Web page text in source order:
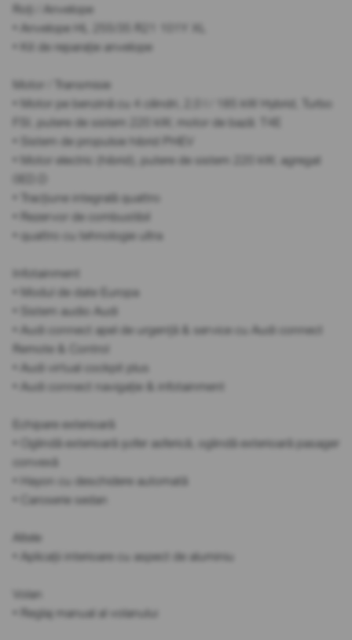
Roți / Anvelope
• Anvelope HL 255/35 R21 101Y XL
• Kit de reparație anvelope
Motor / Transmisie
• Motor pe benzină cu 4 cilindri, 2,0 l / 185 kW Hybrid, Turbo
FSI, putere de sistem 220 kW, motor de bază: T4E
• Sistem de propulsie hibrid PHEV
• Motor electric (hibrid), putere de sistem 220 kW, agregat
• Tracțiune integrală quattro
• Rezervor de combustibil
• quattro cu tehnologie ultra
Infotainment
• Modul de date Europa
• Sistem audio Audi
• Audi connect apel de urgență & service cu Audi connect
Remote & Control
• Audi virtual cockpit plus
• Audi connect navigație & infotainment
Echipare exterioară
• Oglindă exterioară șofer asferică, oglindă exterioară pasager
convexă
• Hayon cu deschidere automată
• Caroserie sedan
Altele
• Aplicații interioare cu aspect de aluminiu
Volan
• Reglaj manual al volanului